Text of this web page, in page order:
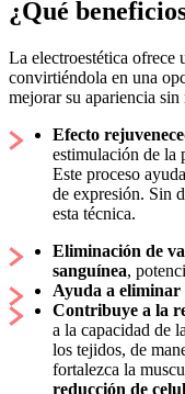
¿Qué
La electroestética ofrece
convirtiéndola en una
mejorar su apariencia
Efecto
estimulación de la
Este proceso
de expresión. Sin
esta técnica.
Eliminación de
sanguínea,
Ayuda a eliminar
Contribuye a la
a la capacidad de
los tejidos, de
fortalezca la
reducción de